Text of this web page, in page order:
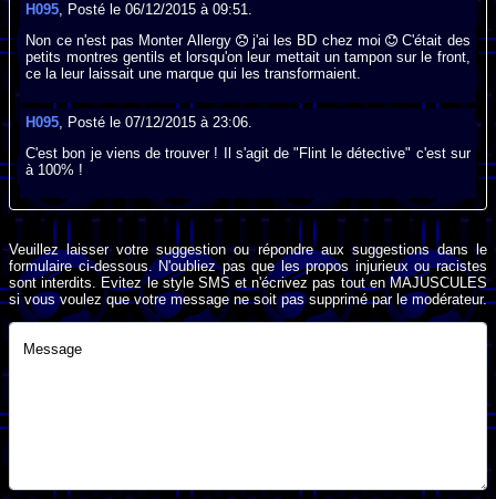
H095, Posté le 06/12/2015 à 09:51.
Non ce n'est pas Monter Allergy
j'ai les BD chez moi
C'était des
petits montres gentils et lorsqu'on leur mettait un tampon sur le front,
ce la leur laissait une marque qui les transformaient.
H095 , Posté le 07/12/2015 à 23:06.
C'est bon je viens de trouver ! Il s'agit de "Flint le détective" c'est sur
à 100% !
Veuillez laisser votre suggestion ou répondre aux suggestions dans le
formulaire ci-dessous. N'oubliez pas que les propos injurieux ou racistes
sont interdits. Evitez le style SMS et n'écrivez pas tout en MAJUSCULES
si vous voulez que votre message ne soit pas supprimé par le modérateur.
Message